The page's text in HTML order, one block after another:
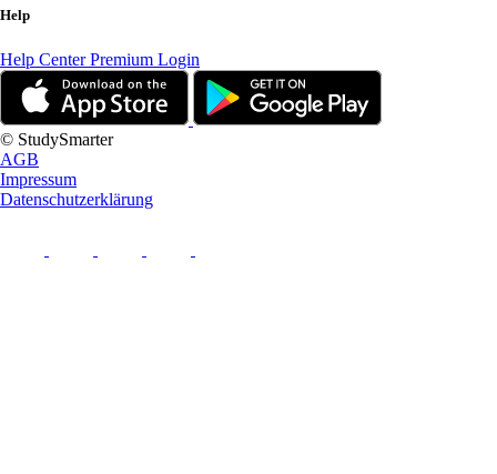
Help
Help CenterPremium Login
© StudySmarter
AGB
Impressum
Datenschutzerklärung